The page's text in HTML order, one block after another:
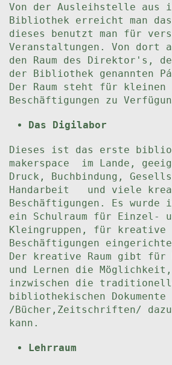
Von der Ausleihstelle aus
Bibliothek erreicht man das
dieses benutzt man für
Veranstaltungen. Von dort
den Raum des Direktor's,
der Bibliothek genannten
Der Raum steht für kleinen
Beschäftigungen zu
Das Digilabor
Dieses ist das erste
makerspace im Lande,
Druck, Buchbindung,
Handarbeit und viele
Beschäftigungen. Es wurde
ein Schulraum für Einzel-
Kleingruppen, für kreative
Beschäftigungen
Der kreative Raum gibt für
und Lernen die Möglichkeit,
inzwischen die
bibliothekischen Dokumente
/Bücher,Zeitschriften/ dazu
kann.
Lehrraum